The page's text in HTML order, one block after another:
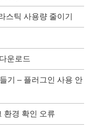
스틱 사용량 줄이기
운로드
기 – 플러그인 사용 안
환경 확인 오류